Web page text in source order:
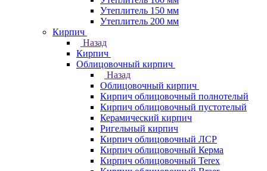
Утеплитель 150 мм
Утеплитель 200 мм
Кирпич
Назад
Кирпич
Облицовочный кирпич
Назад
Облицовочный кирпич
Кирпич облицовочный полнотелый
Кирпич облицовочный пустотелый
Керамический кирпич
Ригельный кирпич
Кирпич облицовочный ЛСР
Кирпич облицовочный Керма
Кирпич облицовочный Terex